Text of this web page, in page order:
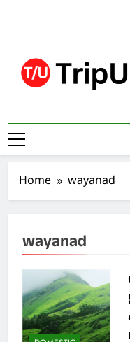
Trip
Home wayanad
wayanad